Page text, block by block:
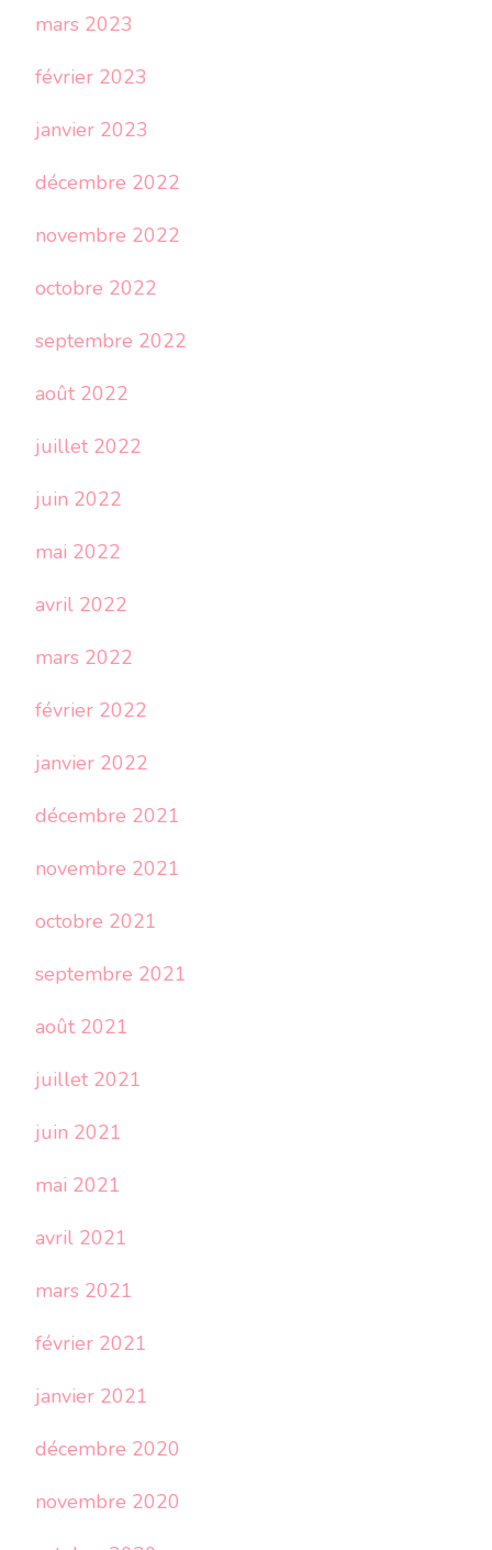
mars 2023
février 2023
janvier 2023
décembre 2022
novembre 2022
octobre 2022
septembre 2022
août 2022
juillet 2022
juin 2022
mai 2022
avril 2022
mars 2022
février 2022
janvier 2022
décembre 2021
novembre 2021
octobre 2021
septembre 2021
août 2021
juillet 2021
juin 2021
mai 2021
avril 2021
mars 2021
février 2021
janvier 2021
décembre 2020
novembre 2020